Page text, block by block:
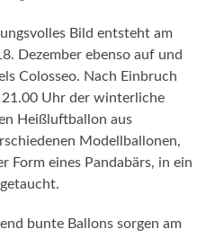
bunte Ballons sorgen am
ein einmaliges Lichtspiel
Besucher in eine
Die weihnachtlich
Colosseo bietet dafür
von stimmungsvoller
Heißluftballone“ in den
gemütlichen
heißem Glühwein am